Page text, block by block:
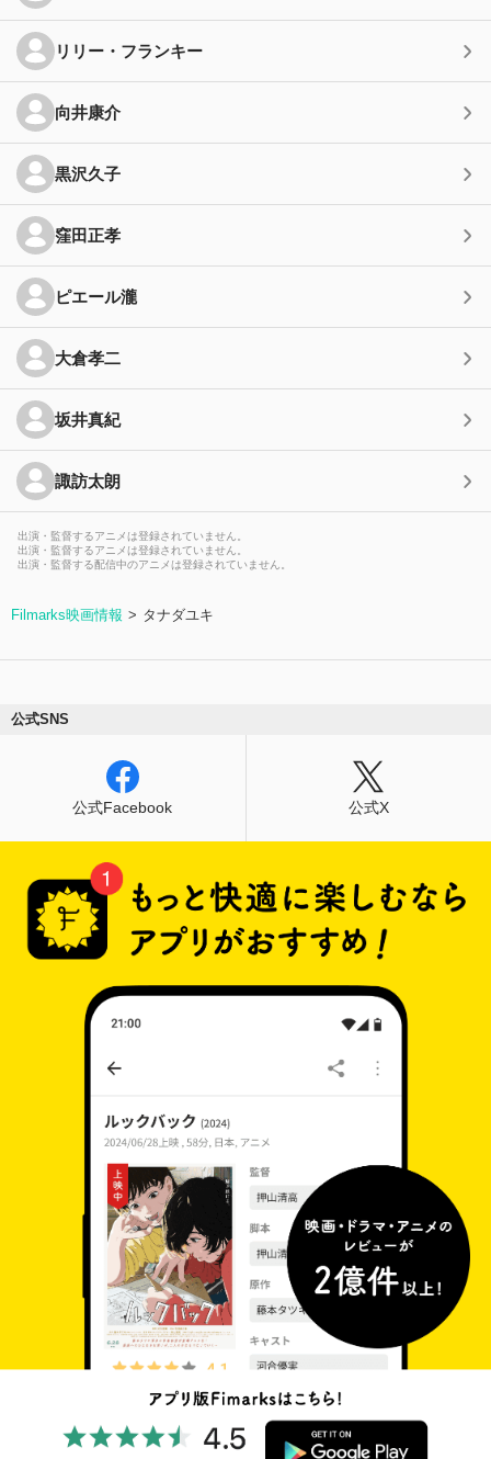
リリー・フランキー
向井康介
黒沢久子
窪田正孝
ピエール瀧
大倉孝二
坂井真紀
諏訪太朗
出演・監督するアニメは登録されていません。
出演・監督するアニメは登録されていません。
出演・監督する配信中のアニメは登録されていません。
Filmarks映画情報 タナダユキ
公式SNS
公式Facebook 公式X